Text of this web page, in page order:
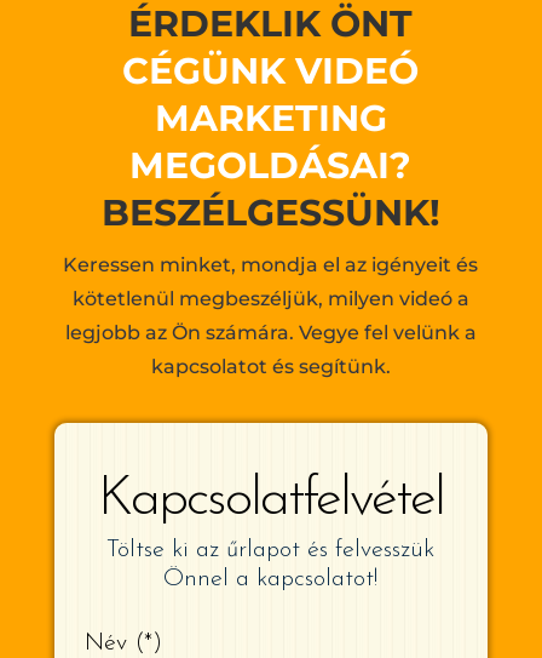
ÉRDEKLIK ÖNT
CÉGÜNK VIDEÓ
MARKETING
MEGOLDÁSAI?
BESZÉLGESSÜNK!
Keressen minket, mondja el az igényeit és
kötetlenül megbeszéljük, milyen videó a
legjobb az Ön számára. Vegye fel velünk a
kapcsolatot és segítünk.
Kapcsolatfelvétel
Töltse ki az űrlapot és felvesszük
Önnel a kapcsolatot!
Név *